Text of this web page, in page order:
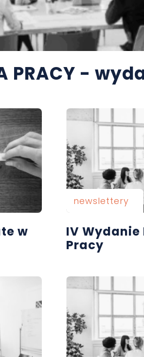
PRACY -
w
newslettery
IV
Pracy